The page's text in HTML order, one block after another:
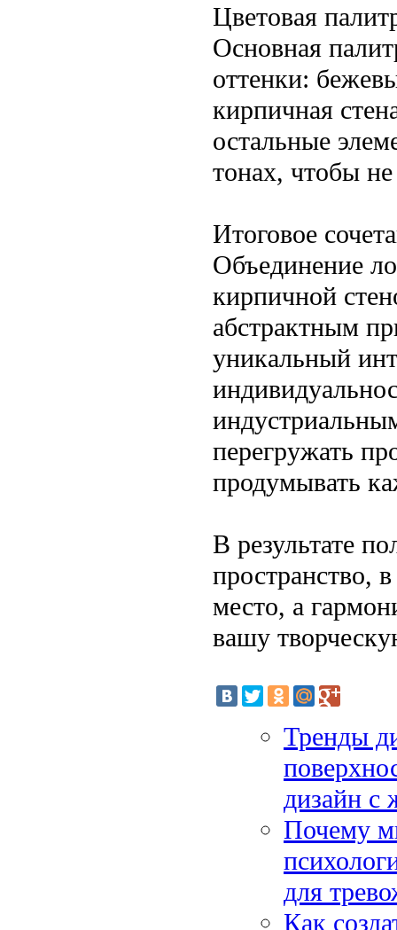
Цветовая
Основная
оттенки:
кирпичная
остальные
тонах, чтобы не
Итоговое
Объединение
кирпичной
абстрактным
уникальный
перегружать
продумывать
В результате
пространство,
место, а
вашу
Тренды
дизайн
Почему
для
Как